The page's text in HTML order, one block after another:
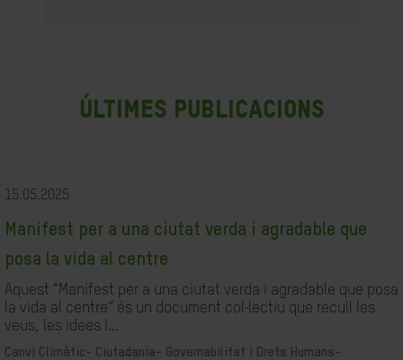
últimes publicacions
15.05.2025
Manifest per a una ciutat verda i agradable que
posa la vida al centre
Aquest “Manifest per a una ciutat verda i agradable que posa
la vida al centre” és un document col·lectiu que recull les
veus, les idees i...
Canvi Climàtic-
Ciutadania- Governabilitat i Drets Humans-